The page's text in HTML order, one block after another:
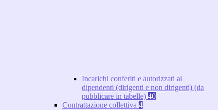
Incarichi conferiti e autorizzati ai
dipendenti (dirigenti e non dirigenti) (da
pubblicare in tabelle) 40
Contrattazione collettiva 4